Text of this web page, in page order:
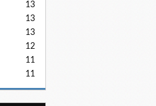
13
13
13
12
11
11